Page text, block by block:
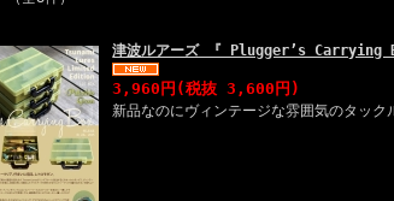
津波ルアーズ 『 Plugger’s
3,960円 (税抜 3,600円)
新品なのにヴィンテージな雰囲気のタック